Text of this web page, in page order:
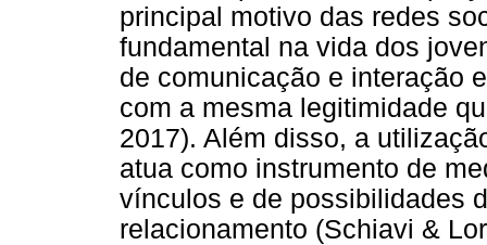
principal motivo das redes
fundamental na vida dos
de comunicação e interação
com a mesma legitimidade
2017). Além disso, a
atua como instrumento de
vínculos e de possibilidades
relacionamento (Schiavi &